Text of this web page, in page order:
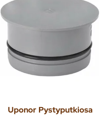
Uponor Pystyputkiosa